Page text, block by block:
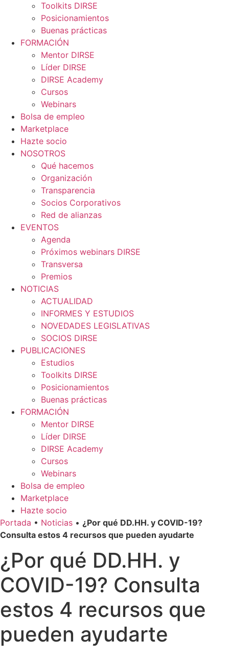
Toolkits DIRSE
Posicionamientos
Buenas prácticas
FORMACIÓN
Mentor DIRSE
Líder DIRSE
DIRSE Academy
Cursos
Webinars
Bolsa de empleo
Marketplace
Hazte socio
NOSOTROS
Qué hacemos
Organización
Transparencia
Socios Corporativos
Red de alianzas
EVENTOS
Agenda
Próximos webinars DIRSE
Transversa
Premios
NOTICIAS
ACTUALIDAD
INFORMES Y ESTUDIOS
NOVEDADES LEGISLATIVAS
SOCIOS DIRSE
PUBLICACIONES
Estudios
Toolkits DIRSE
Posicionamientos
Buenas prácticas
FORMACIÓN
Mentor DIRSE
Líder DIRSE
DIRSE Academy
Cursos
Webinars
Bolsa de empleo
Marketplace
Hazte socio
Portada • Noticias • ¿Por qué DD.HH. y COVID-19?
Consulta estos 4 recursos que pueden ayudarte
¿Por qué DD.HH. y
COVID-19? Consulta
estos 4 recursos que
pueden ayudarte